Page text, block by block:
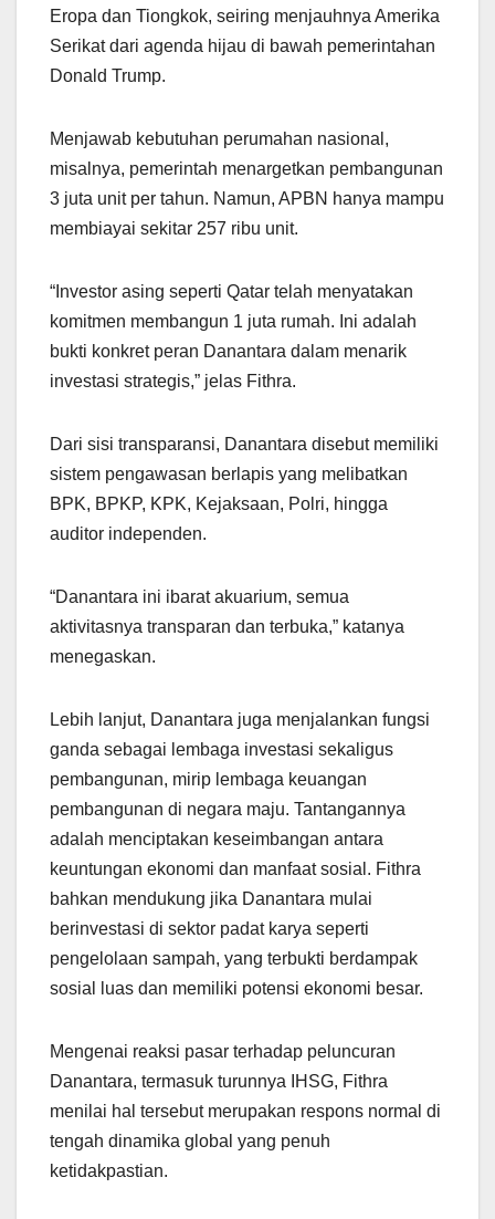
Eropa dan Tiongkok, seiring menjauhnya Amerika
Serikat dari agenda hijau di bawah pemerintahan
Donald Trump.
Menjawab kebutuhan perumahan nasional,
misalnya, pemerintah menargetkan pembangunan
3 juta unit per tahun. Namun, APBN hanya mampu
membiayai sekitar 257 ribu unit.
“Investor asing seperti Qatar telah menyatakan
komitmen membangun 1 juta rumah. Ini adalah
bukti konkret peran Danantara dalam menarik
investasi strategis,” jelas Fithra.
Dari sisi transparansi, Danantara disebut memiliki
sistem pengawasan berlapis yang melibatkan
BPK, BPKP, KPK, Kejaksaan, Polri, hingga
auditor independen.
“Danantara ini ibarat akuarium, semua
aktivitasnya transparan dan terbuka,” katanya
menegaskan.
Lebih lanjut, Danantara juga menjalankan fungsi
ganda sebagai lembaga investasi sekaligus
pembangunan, mirip lembaga keuangan
pembangunan di negara maju. Tantangannya
adalah menciptakan keseimbangan antara
keuntungan ekonomi dan manfaat sosial. Fithra
bahkan mendukung jika Danantara mulai
berinvestasi di sektor padat karya seperti
pengelolaan sampah, yang terbukti berdampak
sosial luas dan memiliki potensi ekonomi besar.
Mengenai reaksi pasar terhadap peluncuran
Danantara, termasuk turunnya IHSG, Fithra
menilai hal tersebut merupakan respons normal di
tengah dinamika global yang penuh
ketidakpastian.